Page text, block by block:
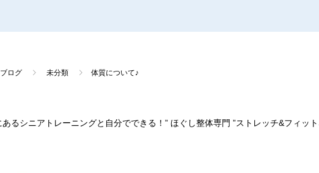
ブログ 未分類 体質について♪
るシニアトレーニングと自分でできる！” ほぐし整体専門 ”ストレッチ&フィッ